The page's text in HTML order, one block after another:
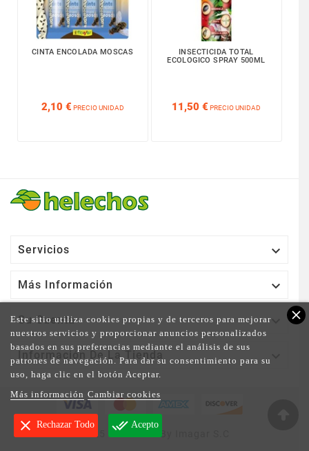
CINTA ENCOLADA MOSCAS
2,10 € PRECIO UNIDAD
INSECTICIDA TOTAL
ECOLOGICO SPRAY 500ML
11,50 € PRECIO UNIDAD
Servicios 
Más Información 
Su Cuenta 
Información De La Tienda 
close
Este sitio utiliza cookies propias y de terceros para mejorar
nuestros servicios y proporcionar anuncios personalizados
basados en sus preferencias mediante el análisis de sus
patrones de navegación. Para dar su consentimiento para su
uso, haga clic en el botón Aceptar.
Más información Cambiar cookies
clear Rechazar Todo done_all Acepto
© 2025 - Powered By Imagar S.C